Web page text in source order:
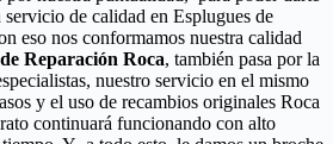
de calidad en Esplugues de
eso nos conformamos nuestra calidad
Reparación Roca, también pasa por la
nuestro servicio en el mismo
y el uso de recambios originales Roca
continuará funcionando con alto